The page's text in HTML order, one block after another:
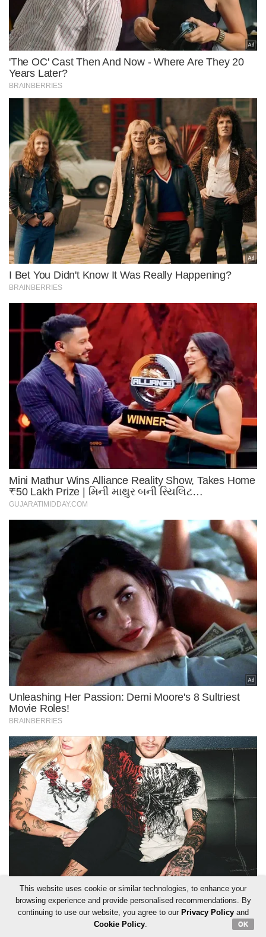
This website uses cookie or similar technologies, to enhance your
browsing experience and provide personalised recommendations. By
continuing to use our website, you agree to our Privacy Policyand
Cookie Policy. OK